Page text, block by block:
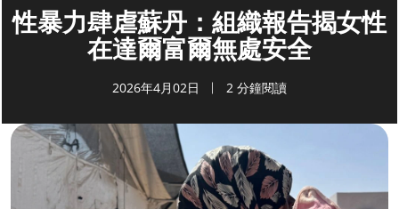
性暴力肆虐蘇丹：組織報告揭女性
在達爾富爾無處安全
2026年4月02日 2 分鐘閱讀